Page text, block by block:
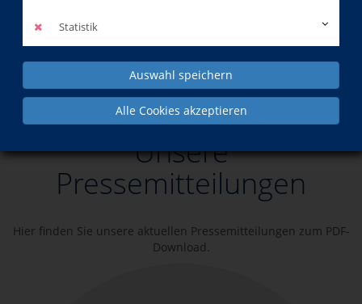
Statistik
Auswahl speichern
Alle Cookies akzeptieren
Lerngemeinde Zenting
Unsere
Pressemitteilungen
Hier finden Sie unsere aktuellen Pressemitteilungen zum PDF-
Download.